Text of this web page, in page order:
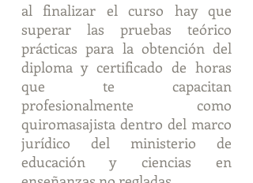
al finalizar el curso hay que
superar las pruebas teórico
prácticas para la obtención del
diploma y certificado de horas
que te capacitan
profesionalmente como
quiromasajista dentro del marco
jurídico del ministerio de
educación y ciencias en